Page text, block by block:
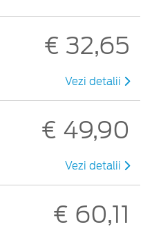
€ 32,65
Vezi detalii
€ 49,90
Vezi detalii
€ 60,11